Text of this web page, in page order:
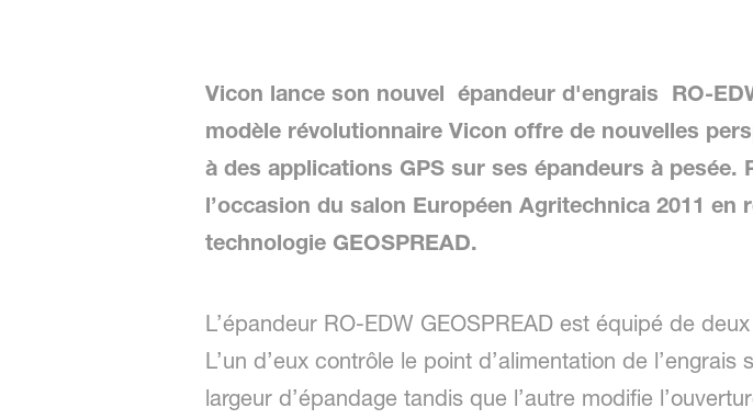
Vicon lance son nouvel épandeur d'engrais RO-
modèle révolutionnaire Vicon offre de nouvelles
à des applications GPS sur ses épandeurs à
l’occasion du salon Européen Agritechnica 2011
technologie GEOSPREAD.
L’épandeur RO-EDW GEOSPREAD est équipé de
L’un d’eux contrôle le point d’alimentation de
largeur d’épandage tandis que l’autre modifie